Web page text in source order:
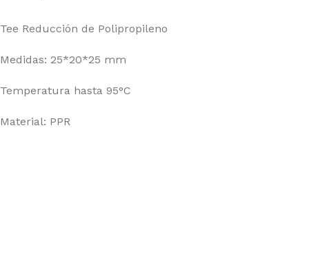
Tee Reducción de Polipropileno
Medidas: 25*20*25 mm
Temperatura hasta 95°C
Material: PPR